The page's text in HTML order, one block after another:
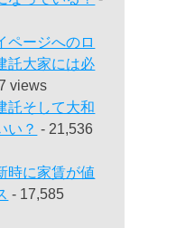
ページへのロ
大家には必
views
託そして大和
い？ - 21,536
時に家賃が値
- 17,585